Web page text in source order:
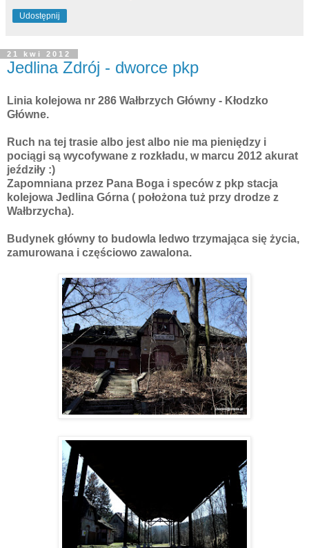
Udostępnij
21 kwi 2012
Jedlina Zdrój - dworce pkp
Linia kolejowa nr 286 Wałbrzych Główny - Kłodzko
Główne.
Ruch na tej trasie albo jest albo nie ma pieniędzy i
pociągi są wycofywane z rozkładu, w marcu 2012 akurat
jeździły :)
Zapomniana przez Pana Boga i speców z pkp stacja
kolejowa Jedlina Górna ( położona tuż przy drodze z
Wałbrzycha).
Budynek główny to budowla ledwo trzymająca się życia,
zamurowana i częściowo zawalona.